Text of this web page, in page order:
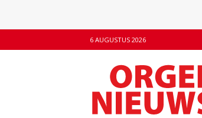
6 AUGUSTUS 2026